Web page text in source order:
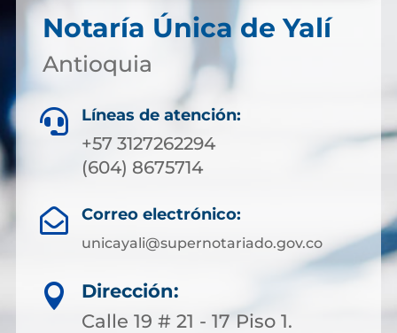
Notaría Única de Yalí
Antioquia
 Líneas de atención:
+57 3127262294
(604) 8675714
 Correo electrónico:
unicayali@supernotariado.gov.co

Dirección:
Calle 19 # 21 - 17 Piso 1.